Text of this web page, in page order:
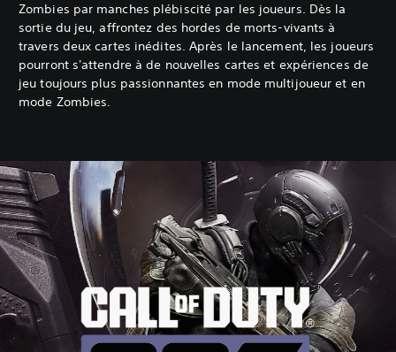
Zombies par manches plébiscité par les joueurs. Dès la
sortie du jeu, affrontez des hordes de morts-vivants à
travers deux cartes inédites. Après le lancement, les joueurs
pourront s'attendre à de nouvelles cartes et expériences de
jeu toujours plus passionnantes en mode multijoueur et en
mode Zombies.